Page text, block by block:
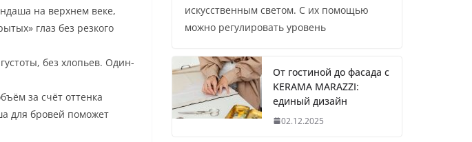
на верхнем веке,
глаз без резкого
без хлопьев. Один-
за счёт оттенка
для бровей поможет
искусственным светом. С их помощью
можно регулировать уровень
От гостиной до фасада с
KERAMA MARAZZI:
единый дизайн
02.12.2025